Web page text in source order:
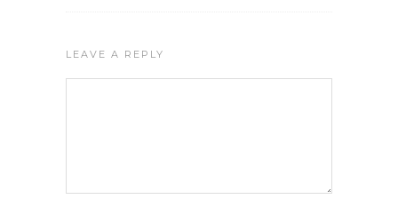
LEAVE A REPLY